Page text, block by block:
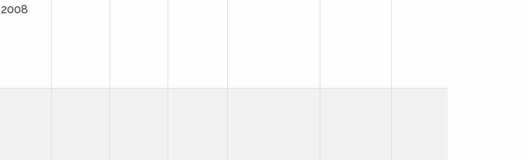
2008